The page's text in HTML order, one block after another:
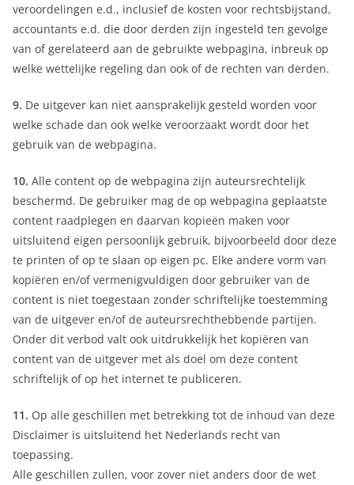
veroordelingen e.d., inclusief de kosten voor rechtsbijstand,
accountants e.d. die door derden zijn ingesteld ten gevolge
van of gerelateerd aan de gebruikte webpagina, inbreuk op
welke wettelijke regeling dan ook of de rechten van derden.
9. De uitgever kan niet aansprakelijk gesteld worden voor
welke schade dan ook welke veroorzaakt wordt door het
gebruik van de webpagina.
10. Alle content op de webpagina zijn auteursrechtelijk
beschermd. De gebruiker mag de op webpagina geplaatste
content raadplegen en daarvan kopieën maken voor
uitsluitend eigen persoonlijk gebruik, bijvoorbeeld door deze
te printen of op te slaan op eigen pc. Elke andere vorm van
kopiëren en/of vermenigvuldigen door gebruiker van de
content is niet toegestaan zonder schriftelijke toestemming
van de uitgever en/of de auteursrechthebbende partijen.
Onder dit verbod valt ook uitdrukkelijk het kopiëren van
content van de uitgever met als doel om deze content
schriftelijk of op het internet te publiceren.
11. Op alle geschillen met betrekking tot de inhoud van deze
Disclaimer is uitsluitend het Nederlands recht van
toepassing.
Alle geschillen zullen, voor zover niet anders door de wet